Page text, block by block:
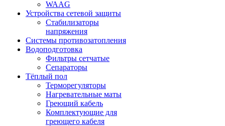
WAAG
Устройства сетевой защиты
Стабилизаторы
напряжения
Системы противозатопления
Водоподготовка
Фильтры сетчатые
Сепараторы
Тёплый пол
Терморегуляторы
Нагревательные маты
Греющий кабель
Комплектующие для
греющего кабеля